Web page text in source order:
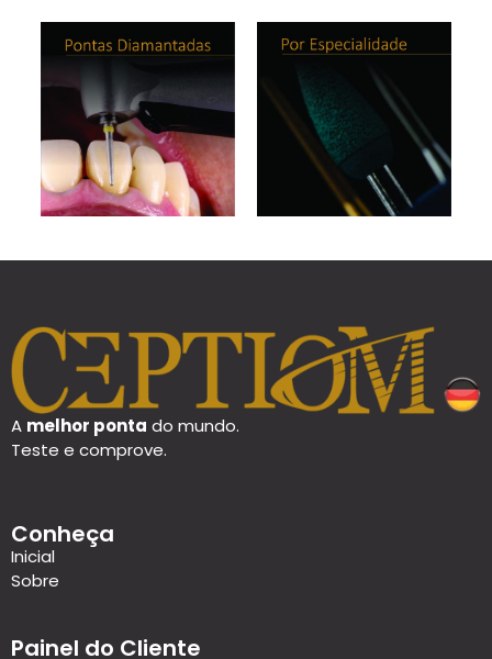
A melhor ponta do mundo.
Teste e comprove.
Conheça
Inicial
Sobre
Painel do Cliente